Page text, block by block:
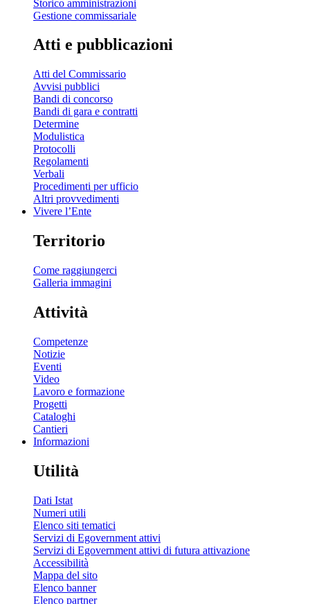
Storico amministrazioni
Gestione commissariale
Atti e pubblicazioni
Atti del Commissario
Avvisi pubblici
Bandi di concorso
Bandi di gara e contratti
Determine
Modulistica
Protocolli
Regolamenti
Verbali
Procedimenti per ufficio
Altri provvedimenti
Vivere l’Ente
Territorio
Come raggiungerci
Galleria immagini
Attività
Competenze
Notizie
Eventi
Video
Lavoro e formazione
Progetti
Cataloghi
Cantieri
Informazioni
Utilità
Dati Istat
Numeri utili
Elenco siti tematici
Servizi di Egovernment attivi
Servizi di Egovernment attivi di futura attivazione
Accessibilità
Mappa del sito
Elenco banner
Elenco partner